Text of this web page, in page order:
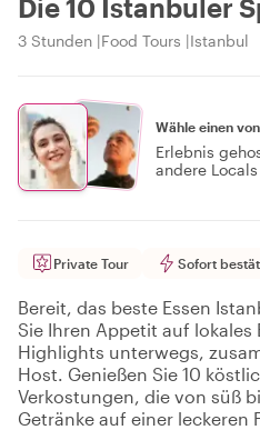
Die 10 Istanbuler
3 Stunden Food Tours Istanbul
Wähle einen von
Erlebnis
andere Locals
Private Tour Sofort
Bereit, das beste Essen
Sie Ihren Appetit auf lokales
Highlights unterwegs,
Host. Genießen Sie 10
Verkostungen, die von süß
Getränke auf einer leckeren